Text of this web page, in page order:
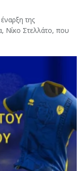
της
Νίκο Στελλάτο, που